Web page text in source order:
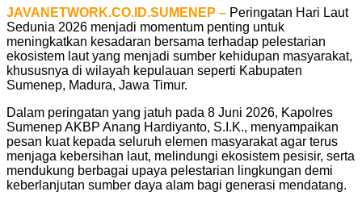
JAVANETWORK.CO.ID.SUMENEP – Peringatan Hari Laut
Sedunia 2026 menjadi momentum penting untuk
meningkatkan kesadaran bersama terhadap pelestarian
ekosistem laut yang menjadi sumber kehidupan masyarakat,
khususnya di wilayah kepulauan seperti Kabupaten
Sumenep, Madura, Jawa Timur.
Dalam peringatan yang jatuh pada 8 Juni 2026, Kapolres
Sumenep AKBP Anang Hardiyanto, S.I.K., menyampaikan
pesan kuat kepada seluruh elemen masyarakat agar terus
menjaga kebersihan laut, melindungi ekosistem pesisir, serta
mendukung berbagai upaya pelestarian lingkungan demi
keberlanjutan sumber daya alam bagi generasi mendatang.